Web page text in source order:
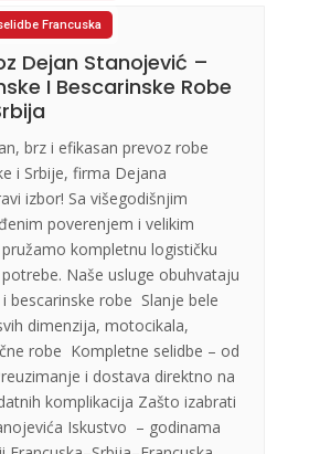
Francuska
Dejan Stanojević –
I Bescarinske Robe
brz i efikasan prevoz robe
i Srbije, firma Dejana
izbor! Sa višegodišnjim
poverenjem i velikim
kompletnu logističku
Naše usluge obuhvataju
bescarinske robe Slanje bele
dimenzija, motocikala,
robe Kompletne selidbe – od
i dostava direktno na
komplikacija Zašto izabrati
Iskustvo – godinama